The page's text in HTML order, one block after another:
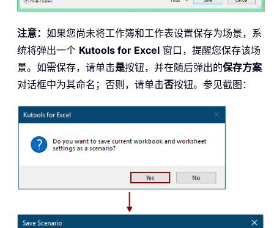
注意： 如果您尚未将工作簿和工作表设置保存为场景，系
统将弹出一个 Kutools for Excel 窗口，提醒您保存该场
景。如需保存，请单击是按钮，并在随后弹出的保存方案
对话框中为其命名；否则，请单击否按钮。参见截图：